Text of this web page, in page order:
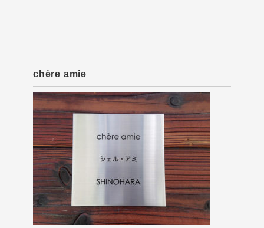
chère amie